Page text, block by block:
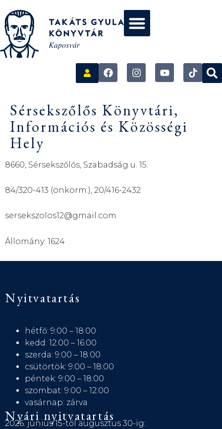
Sérsekszőlős Könyvtári,
Információs és Közösségi
Hely
8660, Sérsekszőlős, Szabadság u. 15.
84/320-413 (önkorm.), 20/416-2432
sersekszolos12@gmail.com
Állomány: 1624
Nyitvatartás
hétfő: 9:00 – 18:00
kedd: 12:00 – 16:00
szerda: 9:00 – 18:00
csütörtök: 9:00 – 18:00
péntek: 9:00 – 18:00
szombat: 9:00 – 12:00
vasárnap: zárva
Nyári nyitvatartás
2026. június 15-től augusztus 30-ig: